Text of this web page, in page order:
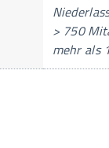
> 750
mehr als